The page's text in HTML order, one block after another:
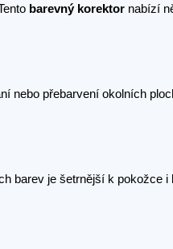
barevný korektor nabízí
nebo přebarvení okolních
barev je šetrnější k pokožce